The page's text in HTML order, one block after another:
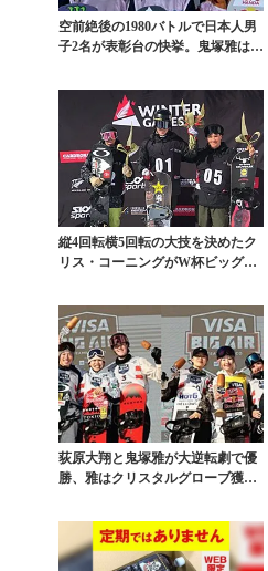
空前絶後の1980バトルで日本人男
子2名が表彰台の快挙。鬼塚雅は3
縦4回転横5回転の大技を決めたク
リス・コーニングがW杯ビッグエ
荻原大翔と鬼塚雅が大逆転劇で優
勝、雅はクリスタルグローブ獲